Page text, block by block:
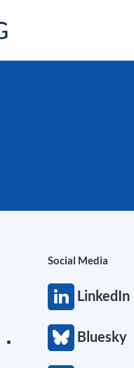
Social Media
LinkedIn
Bluesky